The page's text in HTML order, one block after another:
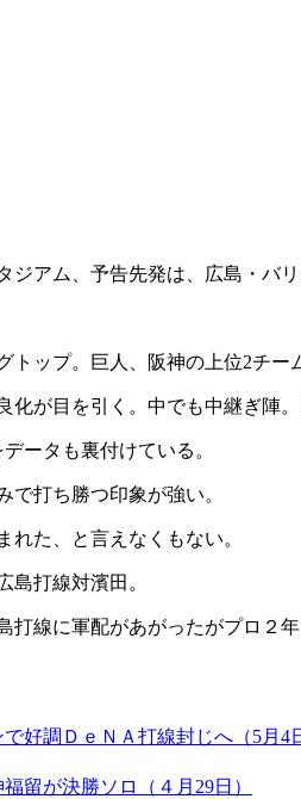
アム、予告先発は、広島・バ
ップ。巨人、阪神の上位2チ
が目を引く。中でも中継ぎ陣
ータも裏付けている。
打ち勝つ印象が強い。
た、と言えなくもない。
島打線対濱田。
打線に軍配があがったがプロ２
好調ＤｅＮＡ打線封じへ（5月4
留が決勝ソロ（４月29日）